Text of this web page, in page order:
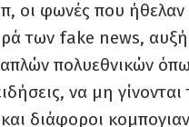
οι φωνές που ήθελαν
των fake news,
πολυεθνικών
να μη
διάφοροι